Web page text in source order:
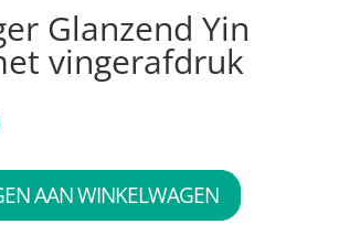
Glanzend Yin
vingerafdruk
AAN WINKELWAGEN